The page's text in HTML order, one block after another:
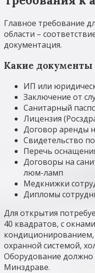
Главное требование
области –
документация.
Какие документы
ИП или
Заключение от
Санитарный
Лицензия
Договор аренды
Свидетельство
Перечь
Договоры на
люм-ламп
Медкнижки
Дипломы
Для открытия
40 квадратов, с
охранной системой,
Оборудование должно
Минздраве.